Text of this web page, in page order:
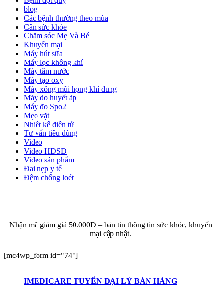
blog
Các bệnh thường theo mùa
Cân sức khỏe
Chăm sóc Mẹ Và Bé
Khuyến mại
Máy hút sữa
Máy lọc không khí
Máy tăm nước
Máy tạo oxy
Máy xông mũi họng khí dung
Máy đo huyết áp
Máy đo Spo2
Mẹo vặt
Nhiệt kế điện tử
Tư vấn tiêu dùng
Video
Video HDSD
Video sản phẩm
Đai nẹp y tế
Đệm chống loét
Nhận mã giảm giá 50.000Đ – bản tin thông tin sức khỏe, khuyến
mại cập nhật.
[mc4wp_form id="74"]
IMEDICARE TUYỂN ĐẠI LÝ BÁN HÀNG